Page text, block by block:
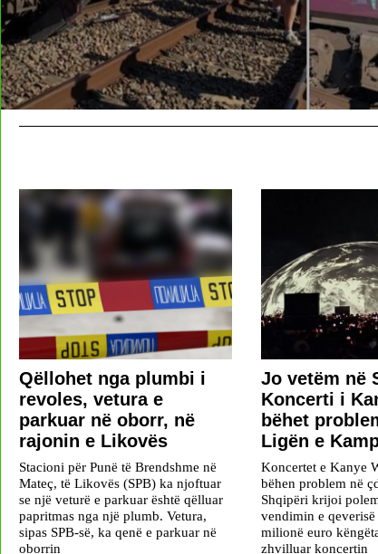
Qëllohet nga plumbi i
revoles, vetura e
parkuar në oborr, në
rajonin e Likovës
Stacioni për Punë të Brendshme në
Mateç, të Likovës (SPB) ka njoftuar
se një veturë e parkuar është qëlluar
papritmas nga një plumb. Vetura,
sipas SPB-së, ka qenë e parkuar në
oborrin
Jo vetëm në
Koncerti i
bëhet
Ligën e
Koncertet e Kanye
bëhen problem në
Shqipëri krijoi
vendimin e qeverisë
milionë euro
zhvilluar koncertin